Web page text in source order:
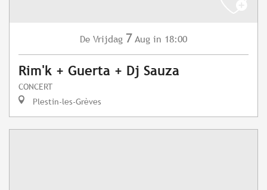
De Vrijdag 7 Aug in 18:00
Rim'k + Guerta + Dj Sauza
CONCERT
Plestin-les-Grèves